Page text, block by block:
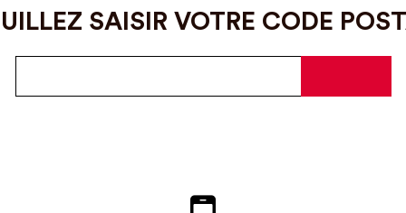
SAISIR VOTRE CODE